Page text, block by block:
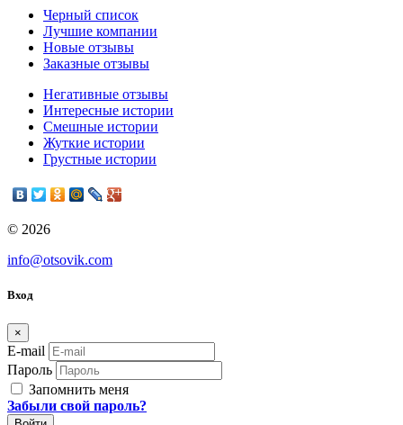
Черный список
Лучшие компании
Новые отзывы
Заказные отзывы
Негативные отзывы
Интересные истории
Смешные истории
Жуткие истории
Грустные истории
© 2026
info@otsovik.com
Вход
×
E-mail
Пароль
Запомнить меня
Забыли свой пароль?